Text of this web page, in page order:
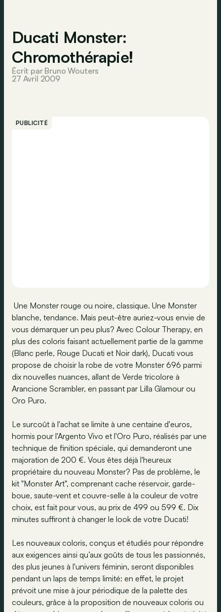
Ducati Monster:
Chromothérapie!
Écrit par Bruno Wouters
27 Avril 2009
PUBLICITÉ
Une Monster rouge ou noire, classique. Une Monster
blanche, tendance. Mais peut-être auriez-vous envie de
vous démarquer un peu plus? Avec Colour Therapy, en
plus des coloris faisant actuellement partie de la gamme
(Blanc perle, Rouge Ducati et Noir dark), Ducati vous
propose de choisir la robe de votre Monster 696 parmi
dix nouvelles nuances, allant de Verde tricolore à
Arancione Scrambler, en passant par Lilla Glamour ou
Oro Puro.
Le surcoût à l'achat se limite à une centaine d'euros,
hormis pour l'Argento Vivo et l'Oro Puro, réalisés par une
technique de finition spéciale, qui demanderont une
majoration de 200 €. Vous êtes déjà l'heureux
propriétaire du nouveau Monster? Pas de problème, le
kit "Monster Art", comprenant cache réservoir, garde-
boue, saute-vent et couvre-selle à la couleur de votre
choix, est fait pour vous, au prix de 499 ou 599 €. Dix
minutes suffiront à changer le look de votre Ducati!
Les nouveaux coloris, conçus et étudiés pour répondre
aux exigences ainsi qu’aux goûts de tous les passionnés,
des plus jeunes à l'univers féminin, seront disponibles
pendant un laps de temps limité: en effet, le projet
prévoit une mise à jour périodique de la palette des
couleurs, grâce à la proposition de nouveaux coloris ou